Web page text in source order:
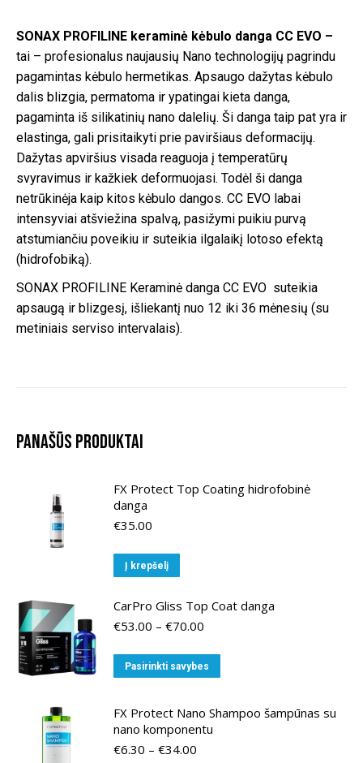
SONAX PROFILINE keraminė kėbulo danga CC EVO –
tai – profesionalus naujausių Nano technologijų pagrindu
pagamintas kėbulo hermetikas. Apsaugo dažytas kėbulo
dalis blizgia, permatoma ir ypatingai kieta danga,
pagaminta iš silikatinių nano dalelių. Ši danga taip pat yra ir
elastinga, gali prisitaikyti prie paviršiaus deformacijų.
Dažytas apviršius visada reaguoja į temperatūrų
svyravimus ir kažkiek deformuojasi. Todėl ši danga
netrūkinėja kaip kitos kėbulo dangos. CC EVO labai
intensyviai atšviežina spalvą, pasižymi puikiu purvą
atstumiančiu poveikiu ir suteikia ilgalaikį lotoso efektą
(hidrofobiką).
SONAX PROFILINE Keraminė danga CC EVO suteikia
apsaugą ir blizgesį, išliekantį nuo 12 iki 36 mėnesių (su
metiniais serviso intervalais).
Panašūs produktai
FX Protect Top Coating hidrofobinė
danga
€35.00
Į krepšelį
CarPro Gliss Top Coat danga
€53.00 – €70.00
€53.00
through
Pasirinkti savybes
multiple
FX Protect Nano Shampoo šampūnas su
nano komponentu
€6.30 – €34.00